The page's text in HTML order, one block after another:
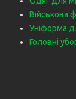
Військова
Уніформа
Головні